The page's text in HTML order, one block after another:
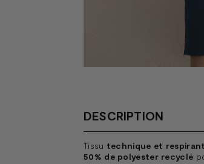
DESCRIPTION
Tissu technique et
50% de polyester recyclé